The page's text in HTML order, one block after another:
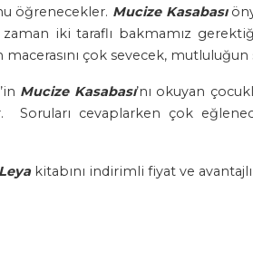
öğrenecekler. Mucize Kasabası
iki taraflı bakmamız
macerasını çok sevecek, mutluluğun
’in Mucize Kasabası’nı okuyan
cevaplarken çok
kitabını indirimli fiyat ve